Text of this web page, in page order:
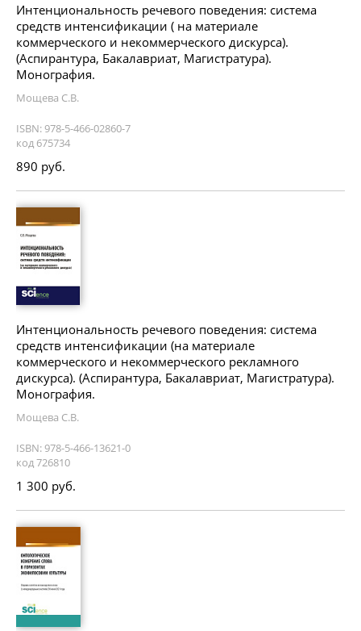
Интенциональность речевого поведения: система
средств интенсификации ( на материале
коммерческого и некоммерческого дискурса).
(Аспирантура, Бакалавриат, Магистратура).
Монография.
Мощева С.В.
ISBN: 978-5-466-02860-7
код 675734
890 руб.
Интенциональность речевого поведения: система
средств интенсификации (на материале
коммерческого и некоммерческого рекламного
дискурса). (Аспирантура, Бакалавриат, Магистратура).
Монография.
Мощева С.В.
ISBN: 978-5-466-13621-0
код 726810
1 300 руб.